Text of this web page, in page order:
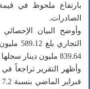
بارتفاع ملحوظ في
الصادرات.
وأوضح البيان
839.64 مليون دينار سجلها خلال الفترة ذاتها من عام 2025.
وأظهر التقرير تراجعاً